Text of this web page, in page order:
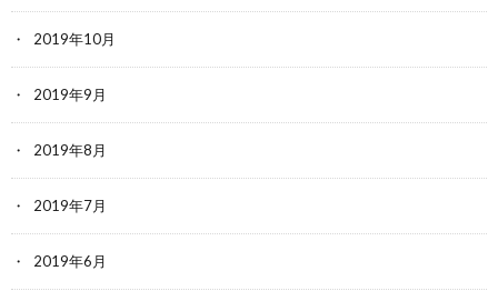
2019年10月
2019年9月
2019年8月
2019年7月
2019年6月